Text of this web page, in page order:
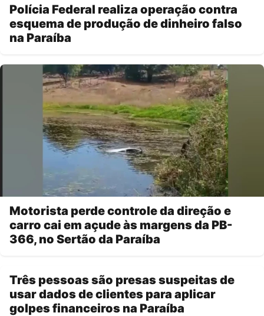
Polícia Federal realiza operação contra
esquema de produção de dinheiro falso
na Paraíba
Motorista perde controle da direção e
carro cai em açude às margens da PB-
366, no Sertão da Paraíba
Três pessoas são presas suspeitas de
usar dados de clientes para aplicar
golpes financeiros na Paraíba